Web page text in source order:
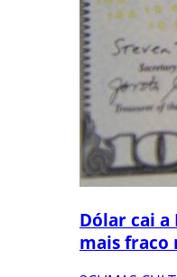
Dólar cai a
mais fraco